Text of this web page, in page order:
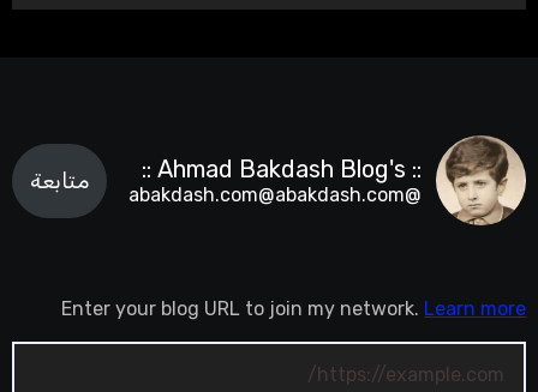
:: Ahmad Bakdash Blog's ::
@abakdash.com@abakdash.com
متابعة
Enter your blog URL to join my network. Learn more